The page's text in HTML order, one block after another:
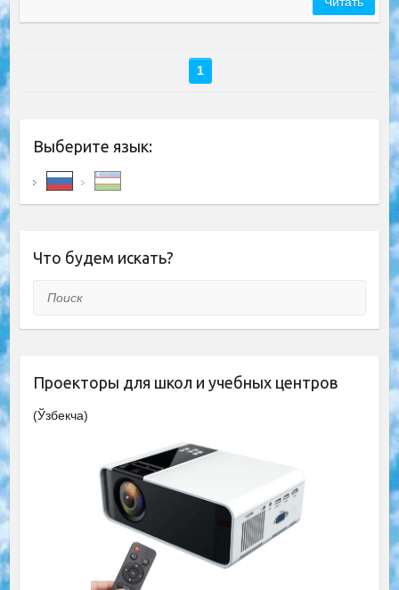
1
Выберите язык:
Что будем искать?
Поиск
Проекторы для школ и учебных центров
(Ўзбекча)